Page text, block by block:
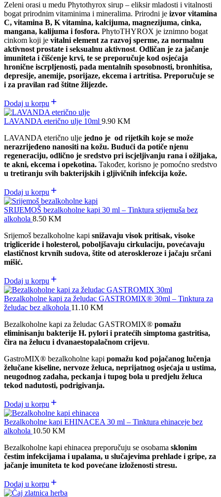
Zeleni orasi u medu Phytothyrox sirup – eliksir mladosti i vitalnosti
bogat prirodnim vitaminima i mineralima. Prirodni je izvor vitamina
C, vitamina B, K vitamina, kalcijuma, magnezijuma, cinka,
mangana, kalijuma i fosfora. PhytoTHYROX je iznimno bogat
cinkom koji je vitalni element za razvoj sperme, za normalnu
aktivnost prostate i seksualnu aktivnost. Odličan je za jačanje
imuniteta i čišćenje krvi, te se preporučuje kod osjećaja
hronične iscrpljenosti, pada mentalnih sposobnosti, bronhitisa,
depresije, anemije, psorijaze, ekcema i artritisa. Preporučuje se
i za pravilan rad štitne žlijezde.
Dodaj u korpu
LAVANDA eterično ulje 10ml 9.90 KM
LAVANDA eterično ulje jedno je od rijetkih koje se može
nerazrijeđeno nanositi na kožu. Budući da potiče njenu
regeneraciju, odlično je sredstvo pri iscjeljivanju rana i ožiljaka,
te akni, ekcema i opekotina. Također, korisno je pomoćno sredstvo
u tretiranju svih bakterijskih i gljivičnih infekcija kože.
Dodaj u korpu
SRIJEMOŠ bezalkoholne kapi 30 ml – Tinktura srijemuša bez
alkohola 8.50 KM
Srijemoš bezalkoholne kapi snižavaju visok pritisak, visoke
trigliceride i holesterol, poboljšavaju cirkulaciju, povećavaju
elastičnost krvnih sudova, štite od ateroskleroze i jačaju srčani
mišić.
Dodaj u korpu
Bezalkoholne kapi za želudac GASTROMIX® 30ml – Tinktura za
želudac bez alkohola 11.10 KM
Bezalkoholne kapi za želudac GASTROMIX® pomažu
eliminisanju bakterije H. pylori i pratećih simptoma gastritisa,
čira na želucu i dvanaestopalačnom crijevu.
GastroMIX® bezalkoholne kapi pomažu kod pojačanog lučenja
želučane kiseline, nervoze želuca, neprijatnog osjećaja u ustima,
neugodnog zadaha, peckanja i tupog bola u predjelu želuca
tekod nadutosti, podrigivanja.
Dodaj u korpu
Bezalkoholne kapi EHINACEA 30 ml – Tinktura ehinaceje bez
alkohola 10.50 KM
Bezalkoholne kapi ehinacea preporučuju se osobama sklonim
čestim infekcijama i upalama, u slučajevima prehlade i gripe, za
jačanje imuniteta te kod povećane izloženosti stresu.
Dodaj u korpu